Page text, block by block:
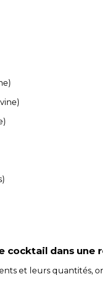
cocktail dans une
et leurs quantités,